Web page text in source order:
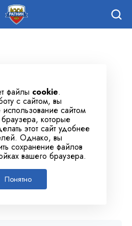
файлы cookie.
с сайтом, вы
сайтом
которые
этот сайт удобнее
Однако, вы
сохранение файлов
вашего браузера.
Понятно